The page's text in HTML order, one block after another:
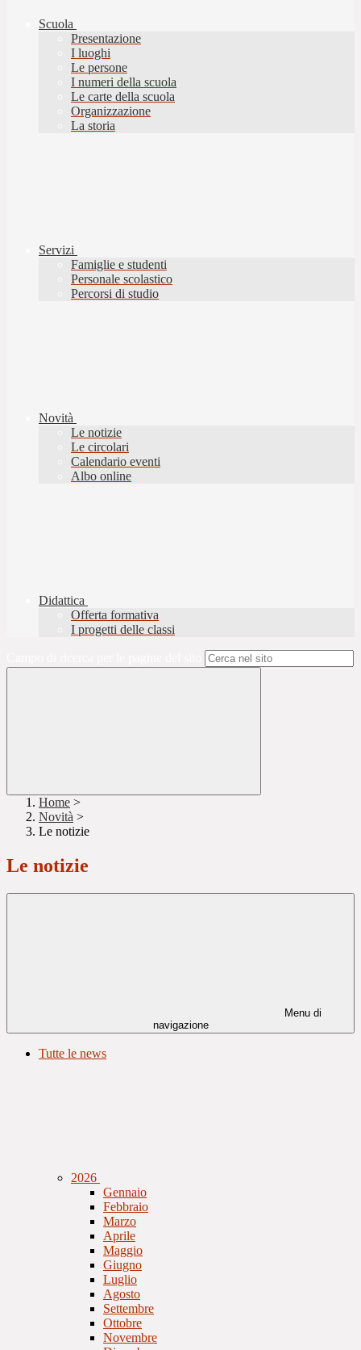
Scuola
Presentazione
I luoghi
Le persone
I numeri della scuola
Le carte della scuola
Organizzazione
La storia
Servizi
Famiglie e studenti
Personale scolastico
Percorsi di studio
Novità
Le notizie
Le circolari
Calendario eventi
Albo online
Didattica
Offerta formativa
I progetti delle classi
Home >
Novità >
Le notizie
Le notizie
Menu di
navigazione
Tutte le news
2026
Gennaio
Febbraio
Marzo
Aprile
Maggio
Giugno
Luglio
Agosto
Settembre
Ottobre
Novembre